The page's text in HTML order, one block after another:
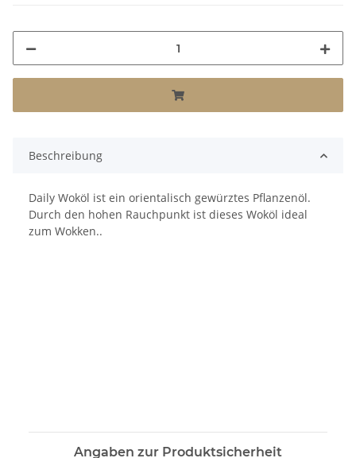
Beschreibung
Daily Woköl ist ein orientalisch gewürztes Pflanzenöl.
Durch den hohen Rauchpunkt ist dieses Woköl ideal
zum Wokken..
Angaben zur Produktsicherheit